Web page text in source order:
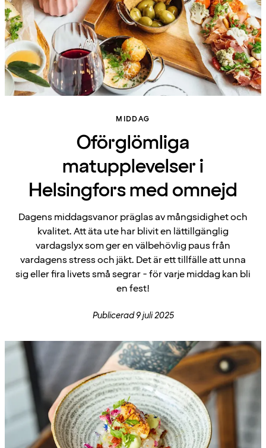
MIDDAG
Oförglömliga
matupplevelser i
Helsingfors med omnejd
Dagens middagsvanor präglas av mångsidighet och
kvalitet. Att äta ute har blivit en lättillgänglig
vardagslyx som ger en välbehövlig paus från
vardagens stress och jäkt. Det är ett tillfälle att unna
sig eller fira livets små segrar - för varje middag kan bli
en fest!
Publicerad 9 juli 2025